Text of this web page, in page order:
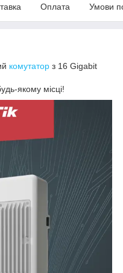
Оплата Умови
комутатор з 16 Gigabit
якому місці!